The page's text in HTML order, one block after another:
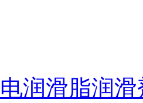
润滑脂润滑